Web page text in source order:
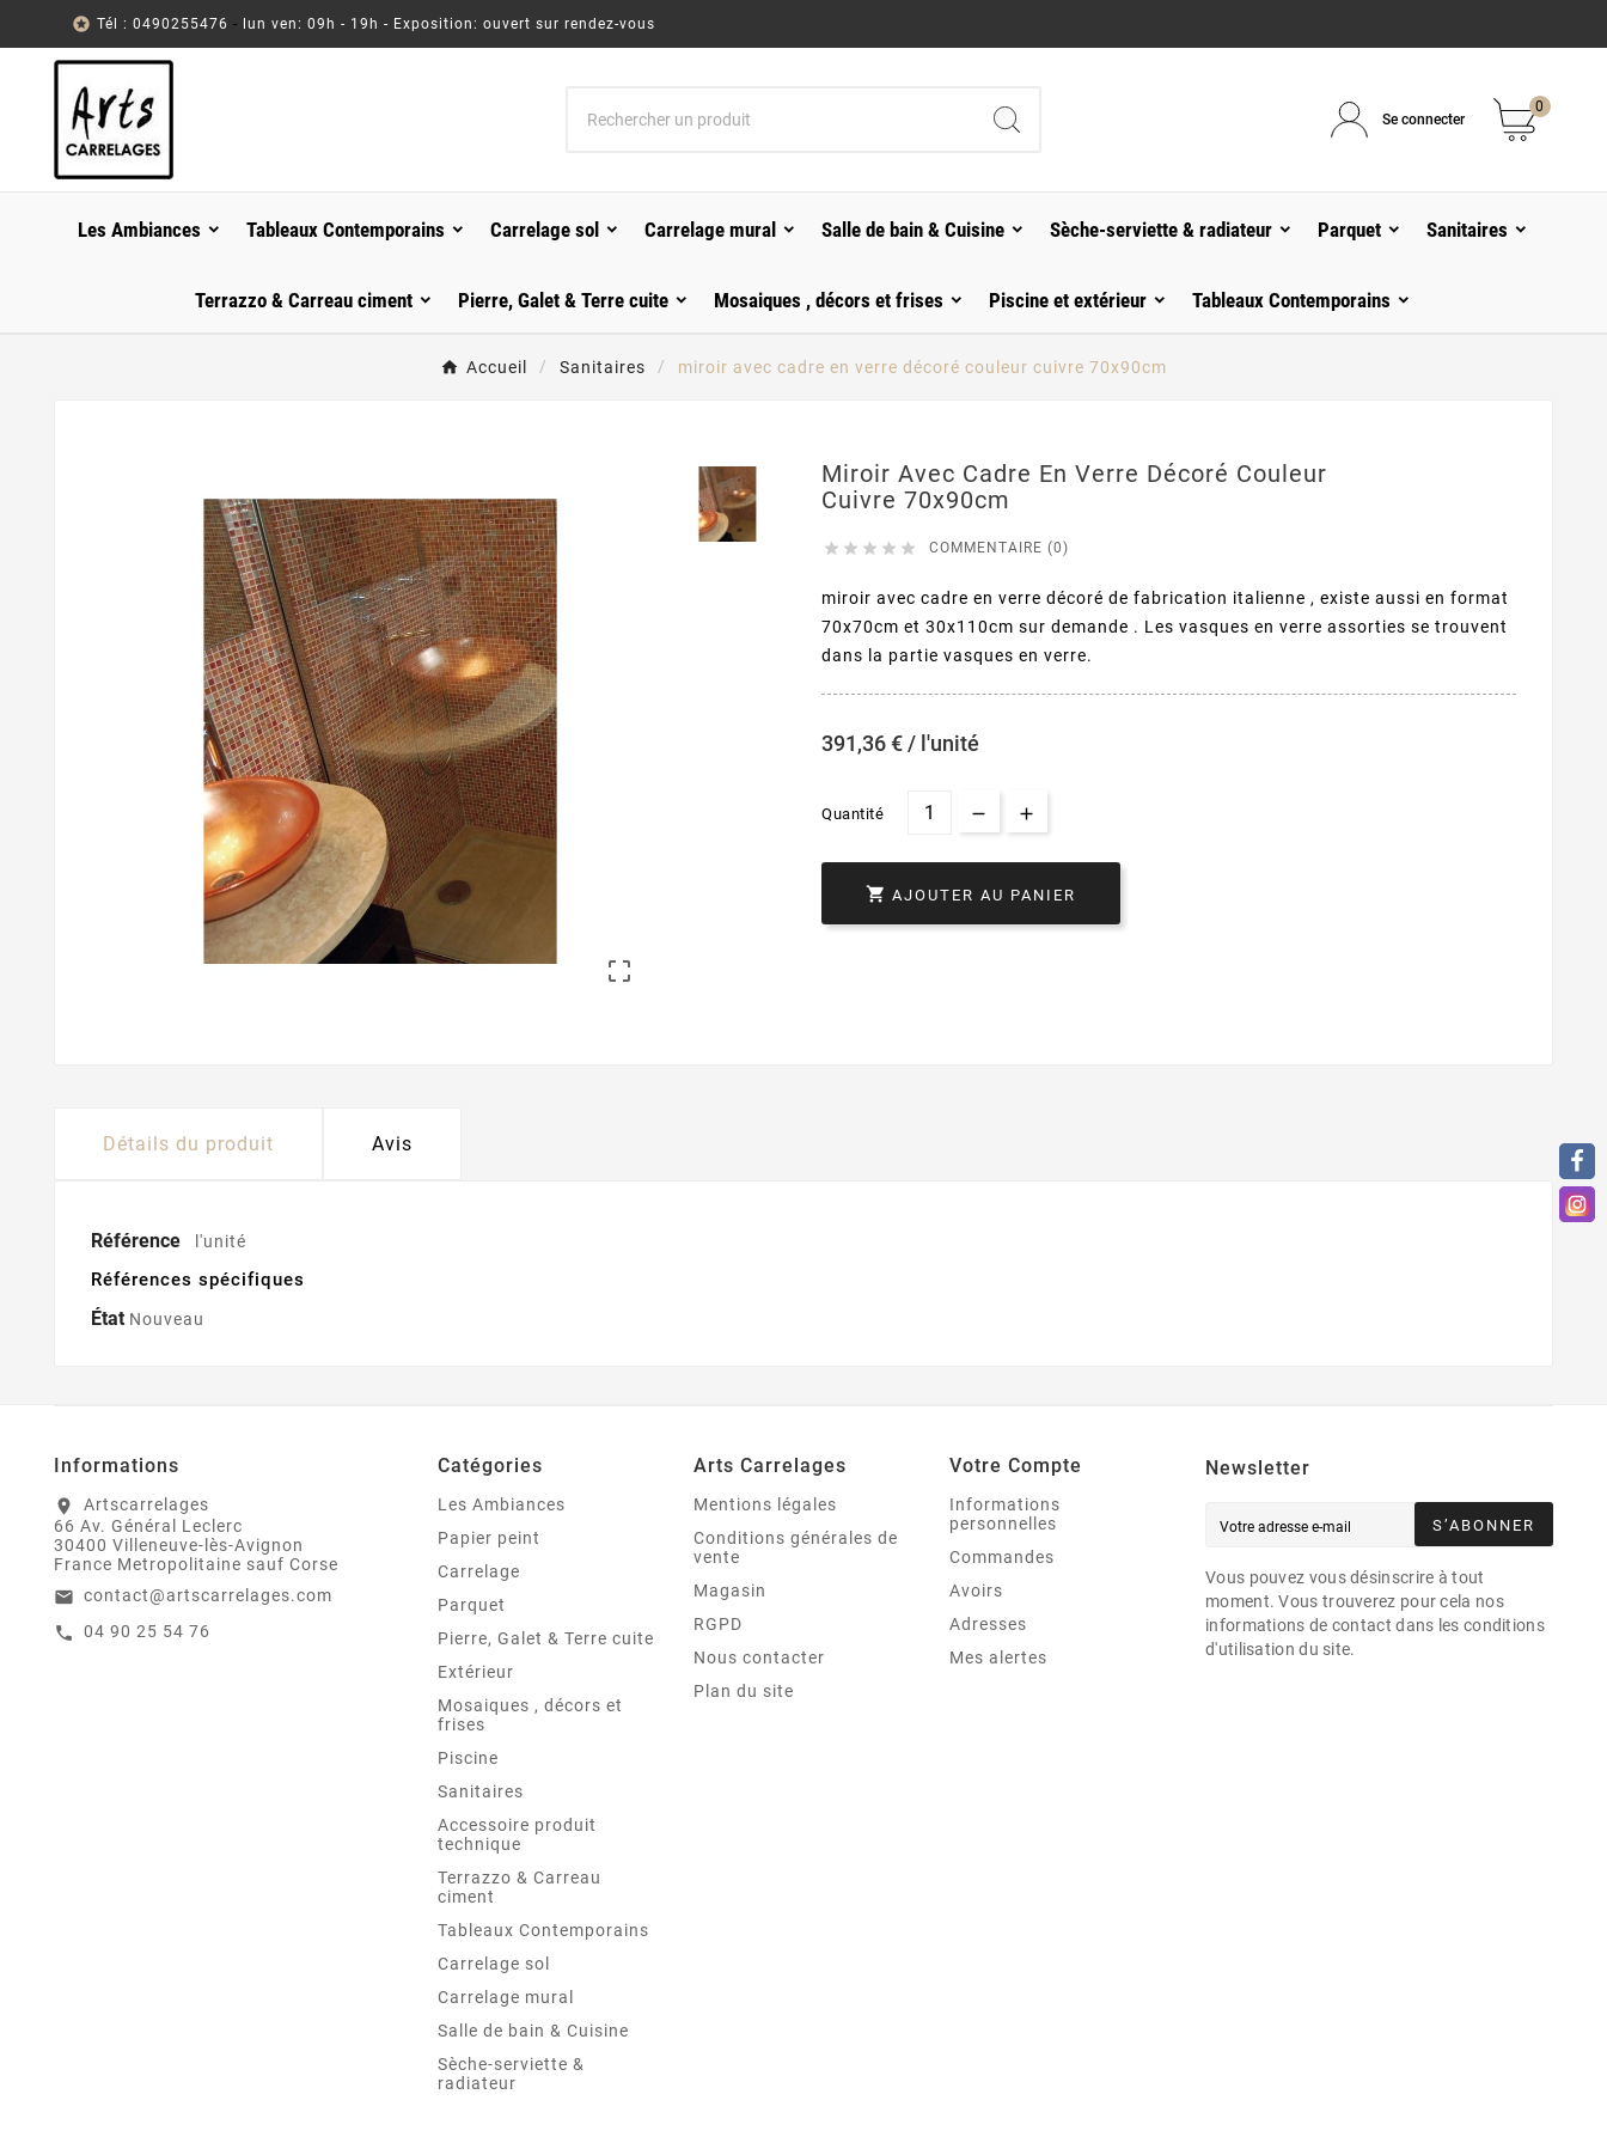
 Tél : 0490255476 - lun ven: 09h - 19h - Exposition: ouvert sur rendez-vous
Se connecter
0
Les Ambiances Tableaux Contemporains Carrelage sol Carrelage mural Salle de bain & Cuisine Sèche-serviette & radiateur Parquet Sanitaires
Terrazzo & Carreau ciment Pierre, Galet & Terre cuite Mosaiques , décors et frises Piscine et extérieur Tableaux Contemporains
Accueil Sanitaires miroir avec cadre en verre décoré couleur cuivre 70x90cm

Miroir Avec Cadre En Verre Décoré Couleur
Cuivre 70x90cm
     COMMENTAIRE (0)
miroir avec cadre en verre décoré de fabrication italienne , existe aussi en format
70x70cm et 30x110cm sur demande . Les vasques en verre assorties se trouvent
dans la partie vasques en verre.
391,36 € / l'unité
Quantité
 AJOUTER AU PANIER
Détails du produit Avis
Référence l'unité
Références spécifiques
État Nouveau
Informations
location_on
Artscarrelages
66 Av. Général Leclerc
30400 Villeneuve-lès-Avignon
France Metropolitaine sauf Corse
email contact@artscarrelages.com
call 04 90 25 54 76
Catégories
Les Ambiances
Papier peint
Carrelage
Parquet
Pierre, Galet & Terre cuite
Extérieur
Mosaiques , décors et
frises
Piscine
Sanitaires
Accessoire produit
technique
Terrazzo & Carreau
ciment
Tableaux Contemporains
Carrelage sol
Carrelage mural
Salle de bain & Cuisine
Sèche-serviette &
radiateur
Arts Carrelages
Mentions légales
Conditions générales de
vente
Magasin
RGPD
Nous contacter
Plan du site
Votre Compte
Informations
personnelles
Commandes
Avoirs
Adresses
Mes alertes
Newsletter
S’ABONNER
Vous pouvez vous désinscrire à tout
moment. Vous trouverez pour cela nos
informations de contact dans les conditions
d'utilisation du site.